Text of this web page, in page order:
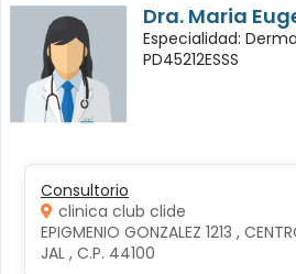
Dra. Maria
Especialidad:
PD45212ESSS
Consultorio
clinica club clide
EPIGMENIO GONZALEZ 1213 ,
JAL , C.P. 44100